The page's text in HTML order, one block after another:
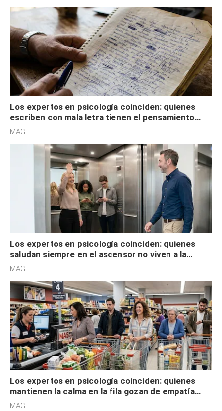
Los expertos en psicología coinciden: quienes
escriben con mala letra tienen el pensamiento
acelerado y no lo hacen por desinterés
MAG.
Los expertos en psicología coinciden: quienes
saludan siempre en el ascensor no viven a la
defensiva y tienen apertura social
MAG.
Los expertos en psicología coinciden: quienes
mantienen la calma en la fila gozan de empatía
cognitiva, gratitud y no solo tienen autocontrol
MAG.